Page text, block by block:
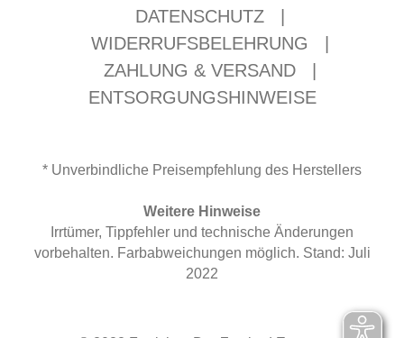
DATENSCHUTZ
WIDERRUFSBELEHRUNG
ZAHLUNG & VERSAND
ENTSORGUNGSHINWEISE
* Unverbindliche Preisempfehlung des Herstellers
Weitere Hinweise
Irrtümer, Tippfehler und technische Änderungen
vorbehalten. Farbabweichungen möglich. Stand: Juli
2022